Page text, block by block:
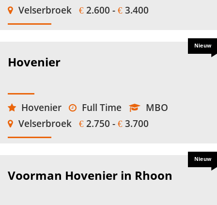
Velserbroek
€ 2.600 - € 3.400
Hovenier
Hovenier Full Time
MBO
Velserbroek
€ 2.750 - € 3.700
Nieuw
Voorman Hovenier in Rhoon
Nieuw